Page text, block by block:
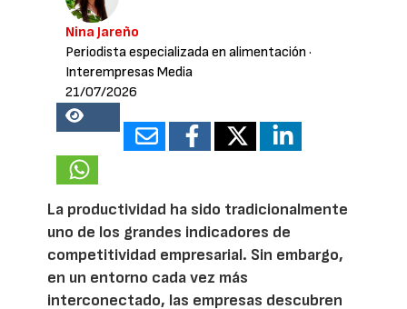
Nina Jareño
Periodista especializada en alimentación ·
Interempresas Media
21/07/2026
18847
La productividad ha sido tradicionalmente
uno de los grandes indicadores de
competitividad empresarial. Sin embargo,
en un entorno cada vez más
interconectado, las empresas descubren